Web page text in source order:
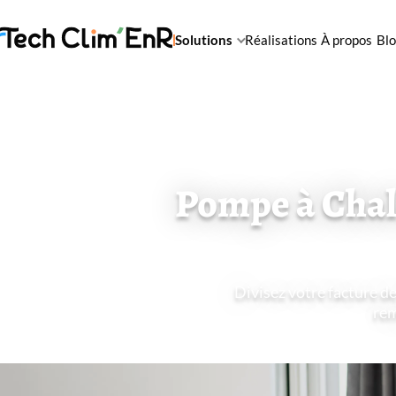
Solutions Réalisations À propos
Pompe à
Divisez votre facture